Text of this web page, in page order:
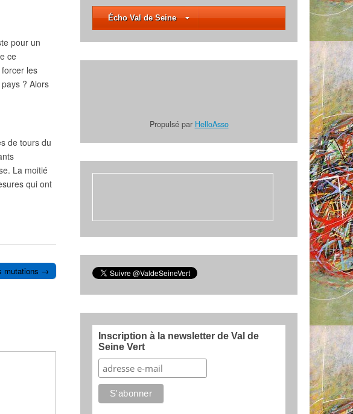
pour un
ce
les
? Alors
de tours du
La moitié
qui ont
mutations →
Écho Val de Seine
Propulsé par HelloAsso
Inscription à la newsletter de Val de
Seine Vert